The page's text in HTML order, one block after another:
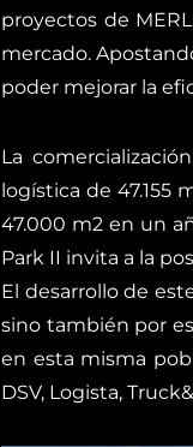
proyectos de
mercado.
poder mejorar la
La
logística de 47.155
47.000 m2 en un
Park II invita a la
El desarrollo de
sino también por
en esta misma
DSV, Logista,